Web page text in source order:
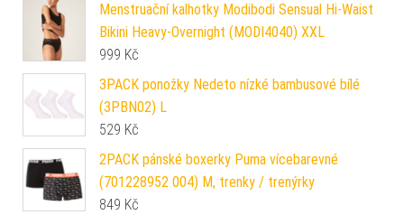
Menstruační kalhotky Modibodi Sensual Hi-Waist
Bikini Heavy-Overnight (MODI4040) XXL
999 Kč
3PACK ponožky Nedeto nízké bambusové bílé
(3PBN02) L
529 Kč
2PACK pánské boxerky Puma vícebarevné
(701228952 004) M, trenky / trenýrky
849 Kč